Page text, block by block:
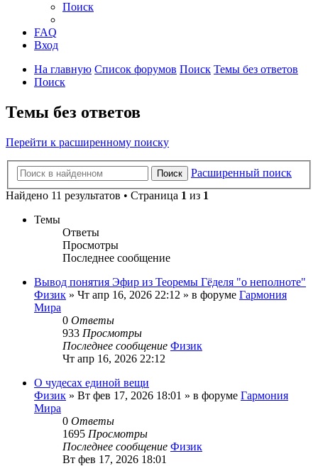
Поиск
FAQ
Вход
На главную Список форумов Поиск Темы без ответов
Поиск
Темы без ответов
Перейти к расширенному поиску
Поиск
Расширенный поиск
Найдено 11 результатов • Страница 1 из 1
Темы
Ответы
Просмотры
Последнее сообщение
Вывод понятия Эфир из Теоремы Гёделя "о неполноте"
Физик » Чт апр 16, 2026 22:12 » в форуме Гармония
Мира
0 Ответы
933 Просмотры
Последнее сообщение Физик
Чт апр 16, 2026 22:12
О чудесах единой вещи
Физик » Вт фев 17, 2026 18:01 » в форуме Гармония
Мира
0 Ответы
1695 Просмотры
Последнее сообщение Физик
Вт фев 17, 2026 18:01